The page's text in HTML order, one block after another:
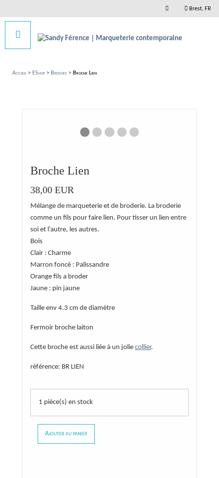
Brest, FR
Accueil > EShop > Broches > Broche Lien
slide affiche
Broche Lien
38,00 EUR
Mélange de marqueterie et de broderie. La broderie
comme un fils pour faire lien. Pour tisser un lien entre
soi et l’autre, les autres.
Bois
Clair : Charme
Marron foncé : Palissandre
Orange fils a broder
Jaune : pin jaune
Taille env 4.3 cm de diamètre
Fermoir broche laiton
Cette broche est aussi liée à un jolie collier.
référence: BR LIEN
1 pièce(s) en stock
Ajouter au panier